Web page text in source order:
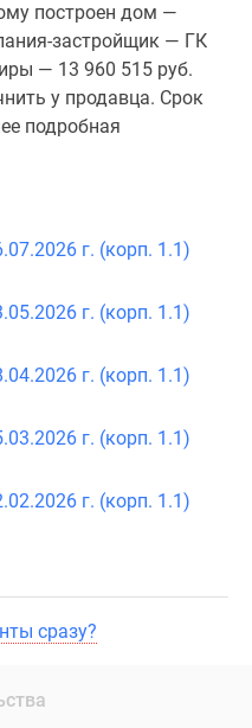
построен дом —
застройщик — ГК
— 13 960 515 руб.
у продавца. Срок
подробная
г. (корп. 1.1)
г. (корп. 1.1)
г. (корп. 1.1)
г. (корп. 1.1)
г. (корп. 1.1)
сразу?